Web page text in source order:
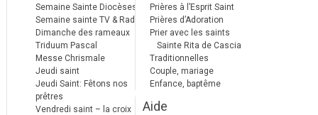
Semaine Sainte Diocèses
Semaine sainte TV & Radio
Dimanche des rameaux
Triduum Pascal
Messe Chrismale
Jeudi saint
Jeudi Saint: Fêtons nos
prêtres
Vendredi saint – la croix
Prières à l’Esprit Saint
Prières d’Adoration
Prier avec les saints
Sainte Rita de Cascia
Traditionnelles
Couple, mariage
Enfance, baptême
Aide